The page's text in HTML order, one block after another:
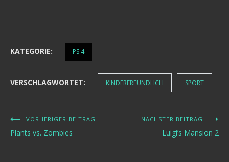
KATEGORIE: PS 4
VERSCHLAGWORTET: KINDERFREUNDLICH SPORT
Beitragsnavigation
VORHERIGER BEITRAG
Plants vs. Zombies
NÄCHSTER BEITRAG
Luigi’s Mansion 2